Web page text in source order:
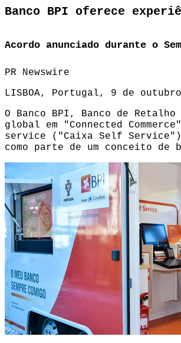
Banco BPI oferece
Acordo anunciado durante o
PR Newswire
LISBOA, Portugal, 9 de
O Banco BPI, Banco de
global em "Connected
service ("Caixa Self
como parte de um conceito de